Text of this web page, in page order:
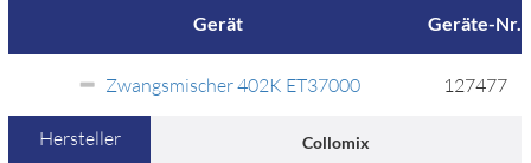
Gerät Geräte-Nr.
Zwangsmischer 402K ET37000 127477
Hersteller Collomix